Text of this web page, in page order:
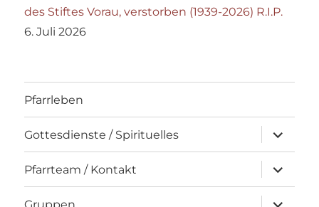
des Stiftes Vorau, verstorben (1939-2026) R.I.P.
6. Juli 2026
Pfarrleben
Gottesdienste / Spirituelles
öffnen
Pfarrteam / Kontakt
öffnen